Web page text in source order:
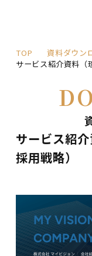
TOP
資料ダウン
サービス紹介資料（
サービス紹
採用戦略）